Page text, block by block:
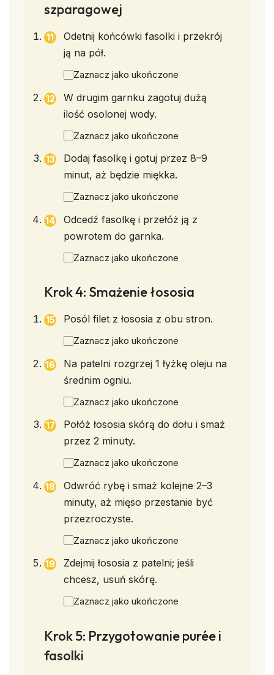
szparagowej
Odetnij końcówki fasolki i przekrój
ją na pół.
Zaznacz jako ukończone
W drugim garnku zagotuj dużą
ilość osolonej wody.
Zaznacz jako ukończone
Dodaj fasolkę i gotuj przez 8–9
minut, aż będzie miękka.
Zaznacz jako ukończone
Odcedź fasolkę i przełóż ją z
powrotem do garnka.
Zaznacz jako ukończone
Krok 4: Smażenie łososia
Posól filet z łososia z obu stron.
Zaznacz jako ukończone
Na patelni rozgrzej 1 łyżkę oleju na
średnim ogniu.
Zaznacz jako ukończone
Połóż łososia skórą do dołu i smaż
przez 2 minuty.
Zaznacz jako ukończone
Odwróć rybę i smaż kolejne 2–3
minuty, aż mięso przestanie być
przezroczyste.
Zaznacz jako ukończone
Zdejmij łososia z patelni; jeśli
chcesz, usuń skórę.
Zaznacz jako ukończone
Krok 5: Przygotowanie purée i
fasolki